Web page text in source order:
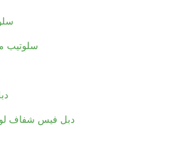
سلوتيب
دبل فيس شفاف